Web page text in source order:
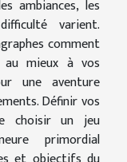
ambiances, les
varient.
comment
au mieux à vos
une aventure
Définir vos
choisir un jeu
primordial